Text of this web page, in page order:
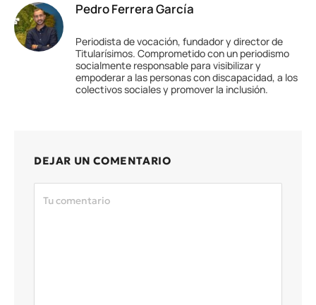
Pedro Ferrera García
Periodista de vocación, fundador y director de
Titularísimos. Comprometido con un periodismo
socialmente responsable para visibilizar y
empoderar a las personas con discapacidad, a los
colectivos sociales y promover la inclusión.
DEJAR UN COMENTARIO